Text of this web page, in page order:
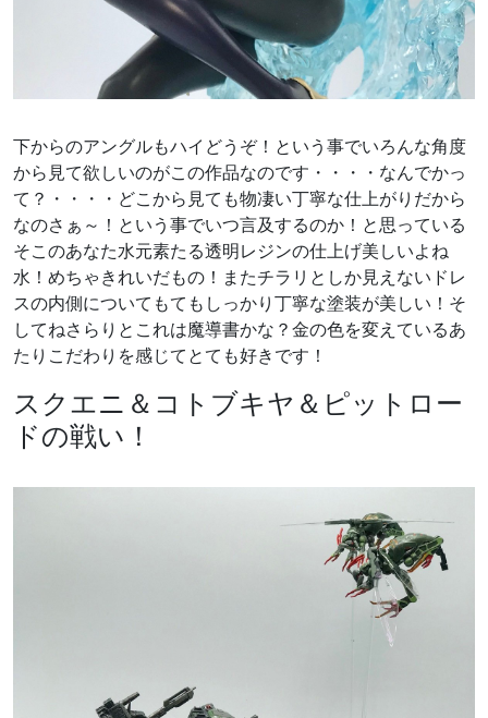
下からのアングルもハイどうぞ！という事でいろんな角度
から見て欲しいのがこの作品なのです・・・・なんでかっ
て？・・・・どこから見ても物凄い丁寧な仕上がりだから
なのさぁ～！という事でいつ言及するのか！と思っている
そこのあなた水元素たる透明レジンの仕上げ美しいよね
水！めちゃきれいだもの！またチラリとしか見えないドレ
スの内側についてもてもしっかり丁寧な塗装が美しい！そ
してねさらりとこれは魔導書かな？金の色を変えているあ
たりこだわりを感じてとても好きです！
スクエニ＆コトブキヤ＆ピットロー
ドの戦い ！